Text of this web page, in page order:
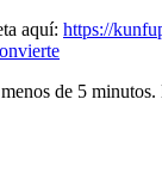
aquí: https://
de 5 minutos.